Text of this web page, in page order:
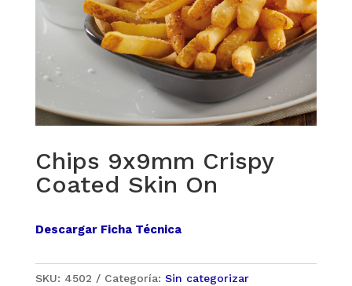
Chips 9x9mm Crispy
Coated Skin On
Descargar Ficha Técnica
SKU: 4502 Categoría: Sin categorizar